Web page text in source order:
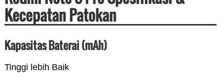
Kecepatan Patokan
Kapasitas Baterai (mAh)
Tinggi lebih Baik